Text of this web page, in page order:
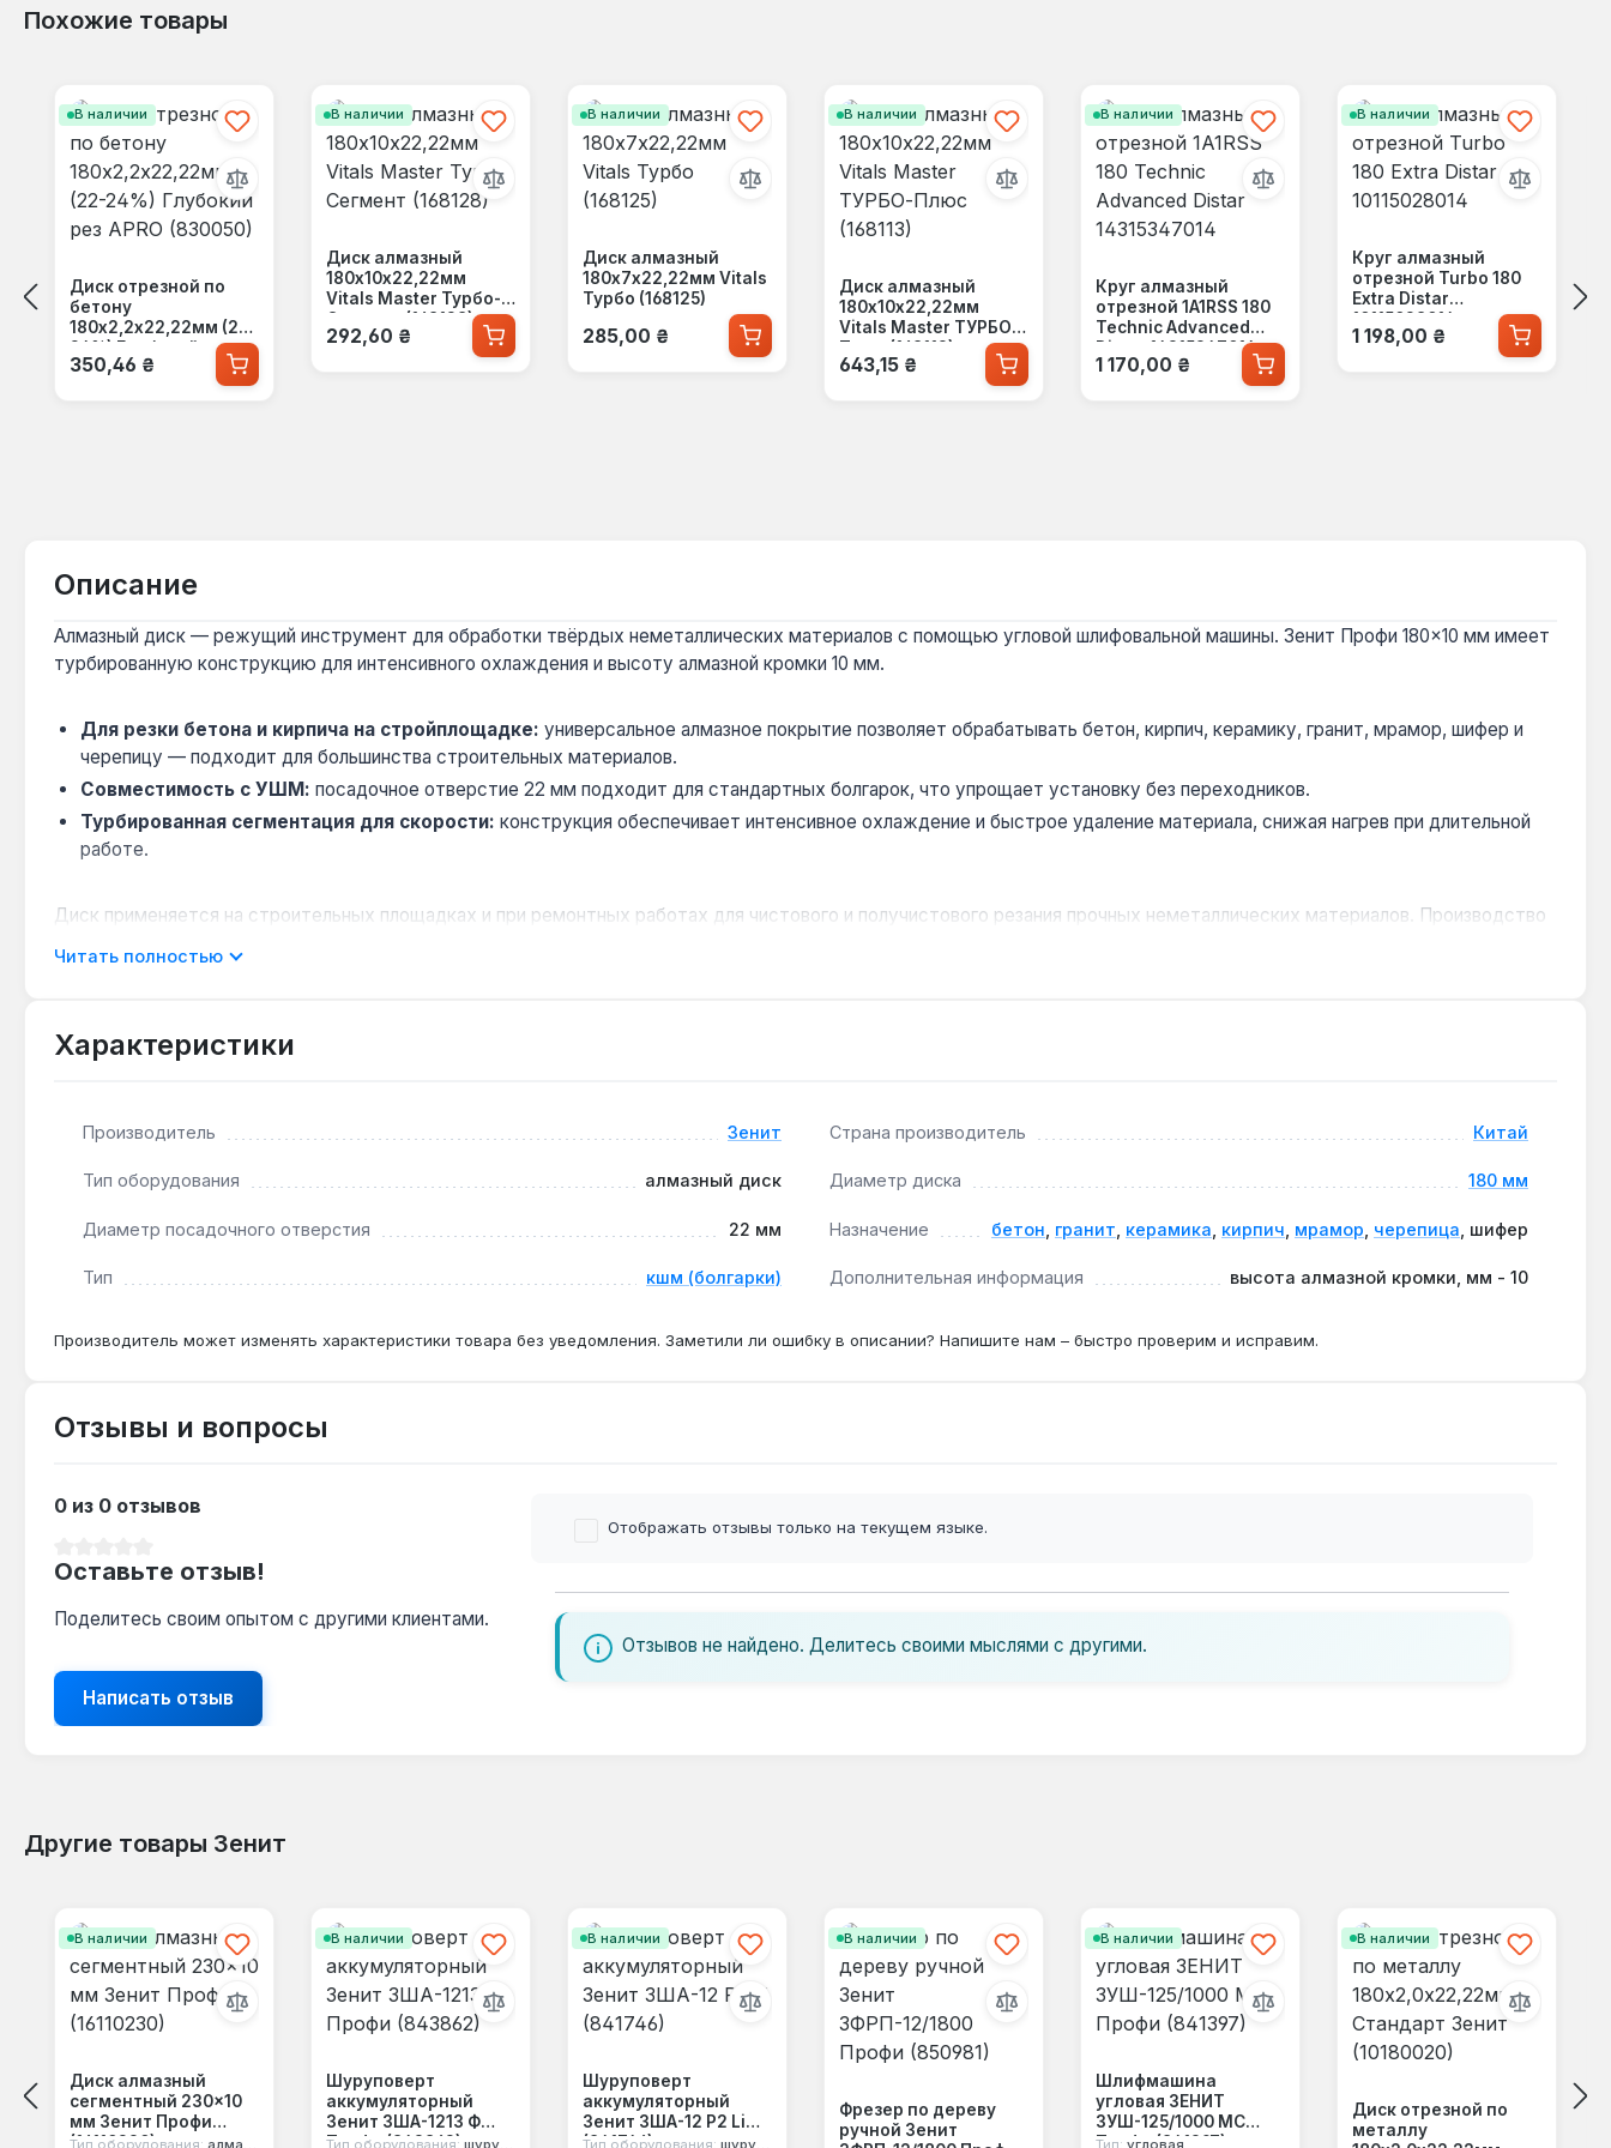
Похожие товары
В наличии
Диск отрезной по
бетону
180х2,2х22,22мм (22-
24%) Глубокий рез
APRO (830050)
Обычная цена:
350,46 ₴
В наличии
Диск алмазный
180х10х22,22мм
Vitals Master Турбо-
Сегмент (168128)
Обычная цена:
292,60 ₴
В наличии
Диск алмазный
180х7х22,22мм Vitals
Турбо (168125)
Обычная цена:
285,00 ₴
В наличии
Диск алмазный
180х10х22,22мм
Vitals Master ТУРБО-
Плюс (168113)
Обычная цена:
643,15 ₴
В наличии
Круг алмазный
отрезной 1A1RSS 180
Technic Advanced
Distar 14315347014
Обычная цена:
1 170,00 ₴
В наличии
Круг алмазный
отрезной Turbo 180
Extra Distar
10115028014
Обычная цена:
1 198,00 ₴
Описание
Алмазный диск — режущий инструмент для обработки твёрдых неметаллических материалов с помощью угловой шлифовальной машины. Зенит Профи 180×10 мм имеет
турбированную конструкцию для интенсивного охлаждения и высоту алмазной кромки 10 мм.
Для резки бетона и кирпича на стройплощадке: универсальное алмазное покрытие позволяет обрабатывать бетон, кирпич, керамику, гранит, мрамор, шифер и
черепицу — подходит для большинства строительных материалов.
Совместимость с УШМ: посадочное отверстие 22 мм подходит для стандартных болгарок, что упрощает установку без переходников.
Турбированная сегментация для скорости: конструкция обеспечивает интенсивное охлаждение и быстрое удаление материала, снижая нагрев при длительной
работе.
Диск применяется на строительных площадках и при ремонтных работах для чистового и получистового резания прочных неметаллических материалов. Производство
Да — алмазное покрытие и высота кромки 10 мм обеспечивают резку гранита, мрамора и других твёрдых пород камня.
Какой диаметр посадочного отверстия?
Отверстие 22 мм подходит для большинства угловых шлифовальных машин стандартного размера.
Читать полностью
Характеристики
Производитель Зенит Страна производитель Китай
Тип оборудования алмазный диск Диаметр диска 180 мм
Диаметр посадочного отверстия 22 мм Назначение бетон гранит керамика кирпич мрамор черепица , шифер
Тип кшм (болгарки) Дополнительная информация высота алмазной кромки, мм - 10
Производитель может изменять характеристики товара без уведомления. Заметили ли ошибку в описании? Напишите нам – быстро проверим и исправим.
Отзывы и вопросы
0 из 0 отзывов
Оставьте отзыв!
Поделитесь своим опытом с другими клиентами.
Написать отзыв
Отображать отзывы только на текущем языке.
Отзывов не найдено. Делитесь своими мыслями с другими.
Другие товары Зенит
В наличии
Диск алмазный
сегментный 230×10
мм Зенит Профи
(16110230)
В наличии
Шуруповерт
аккумуляторный
Зенит ЗША-1213 Ф
Профи (843862)
В наличии
Шуруповерт
аккумуляторный
Зенит ЗША-12 Р2 Li
(841746)
В наличии
Фрезер по дереву
ручной Зенит
В наличии
Шлифмашина
угловая ЗЕНИТ
ЗУШ-125/1000 МС
Профи (841397)
В наличии
Диск отрезной по
металлу